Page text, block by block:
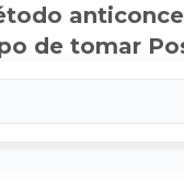
de tomar